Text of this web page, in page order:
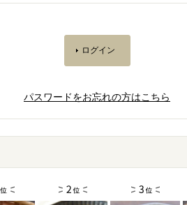
パスワードをお忘れの方はこちら